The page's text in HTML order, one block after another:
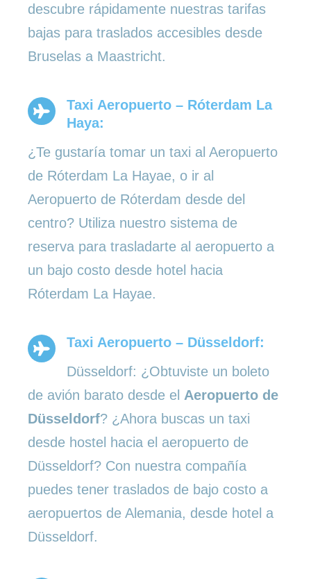
descubre rápidamente nuestras tarifas
bajas para traslados accesibles desde
Bruselas a Maastricht.
Taxi Aeropuerto – Róterdam La
Haya:
¿Te gustaría tomar un taxi al Aeropuerto
de Róterdam La Hayae, o ir al
Aeropuerto de Róterdam desde del
centro? Utiliza nuestro sistema de
reserva para trasladarte al aeropuerto a
un bajo costo desde hotel hacia
Róterdam La Hayae.
Taxi Aeropuerto – Düsseldorf:
Düsseldorf: ¿Obtuviste un boleto
de avión barato desde el Aeropuerto de
Düsseldorf? ¿Ahora buscas un taxi
desde hostel hacia el aeropuerto de
Düsseldorf? Con nuestra compañía
puedes tener traslados de bajo costo a
aeropuertos de Alemania, desde hotel a
Düsseldorf.